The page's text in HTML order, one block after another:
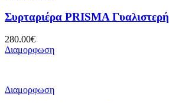
Συρταριέρα PRISMA Γυαλιστερή
280.00€
Διαμορφωση
Διαμορφωση